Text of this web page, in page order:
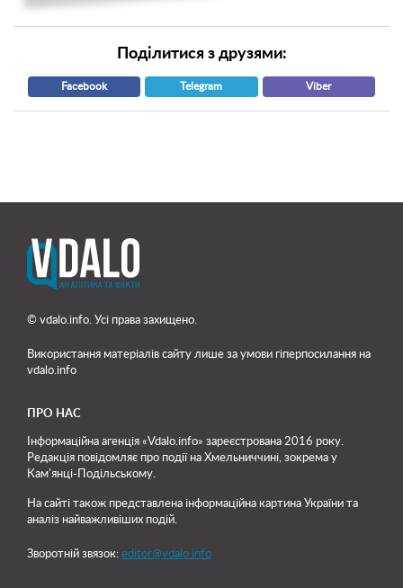
Поділитися з друзями:
Facebook Telegram Viber
© vdalo.info. Усі права захищено.
Використання матеріалів сайту лише за умови гіперпосилання на
vdalo.info
ПРО НАС
Інформаційна агенція «Vdalo.info» зареєстрована 2016 року.
Редакція повідомляє про події на Хмельниччині, зокрема у
Кам'янці-Подільському.
На сайті також представлена інформаційна картина України та
аналіз найважливіших подій.
Зворотній звязок: editor@vdalo.info